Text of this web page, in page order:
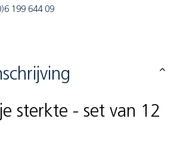
199 644 09
sterkte - set van 12